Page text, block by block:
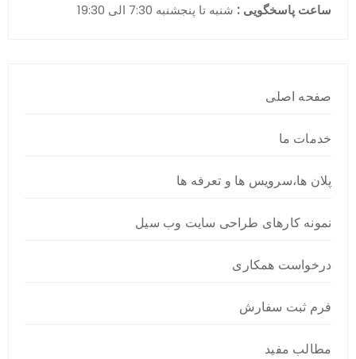
ساعت پاسخگویی : شنبه تا پنجشنبه 7:30 الی 19:30
صفحه اصلی
خدمات ما
پلان ها،سرویس ها و تعرفه ها
نمونه کارهای طراحی سایت وب سیل
درخواست همکاری
فرم ثبت سفارش
مطالب مفید